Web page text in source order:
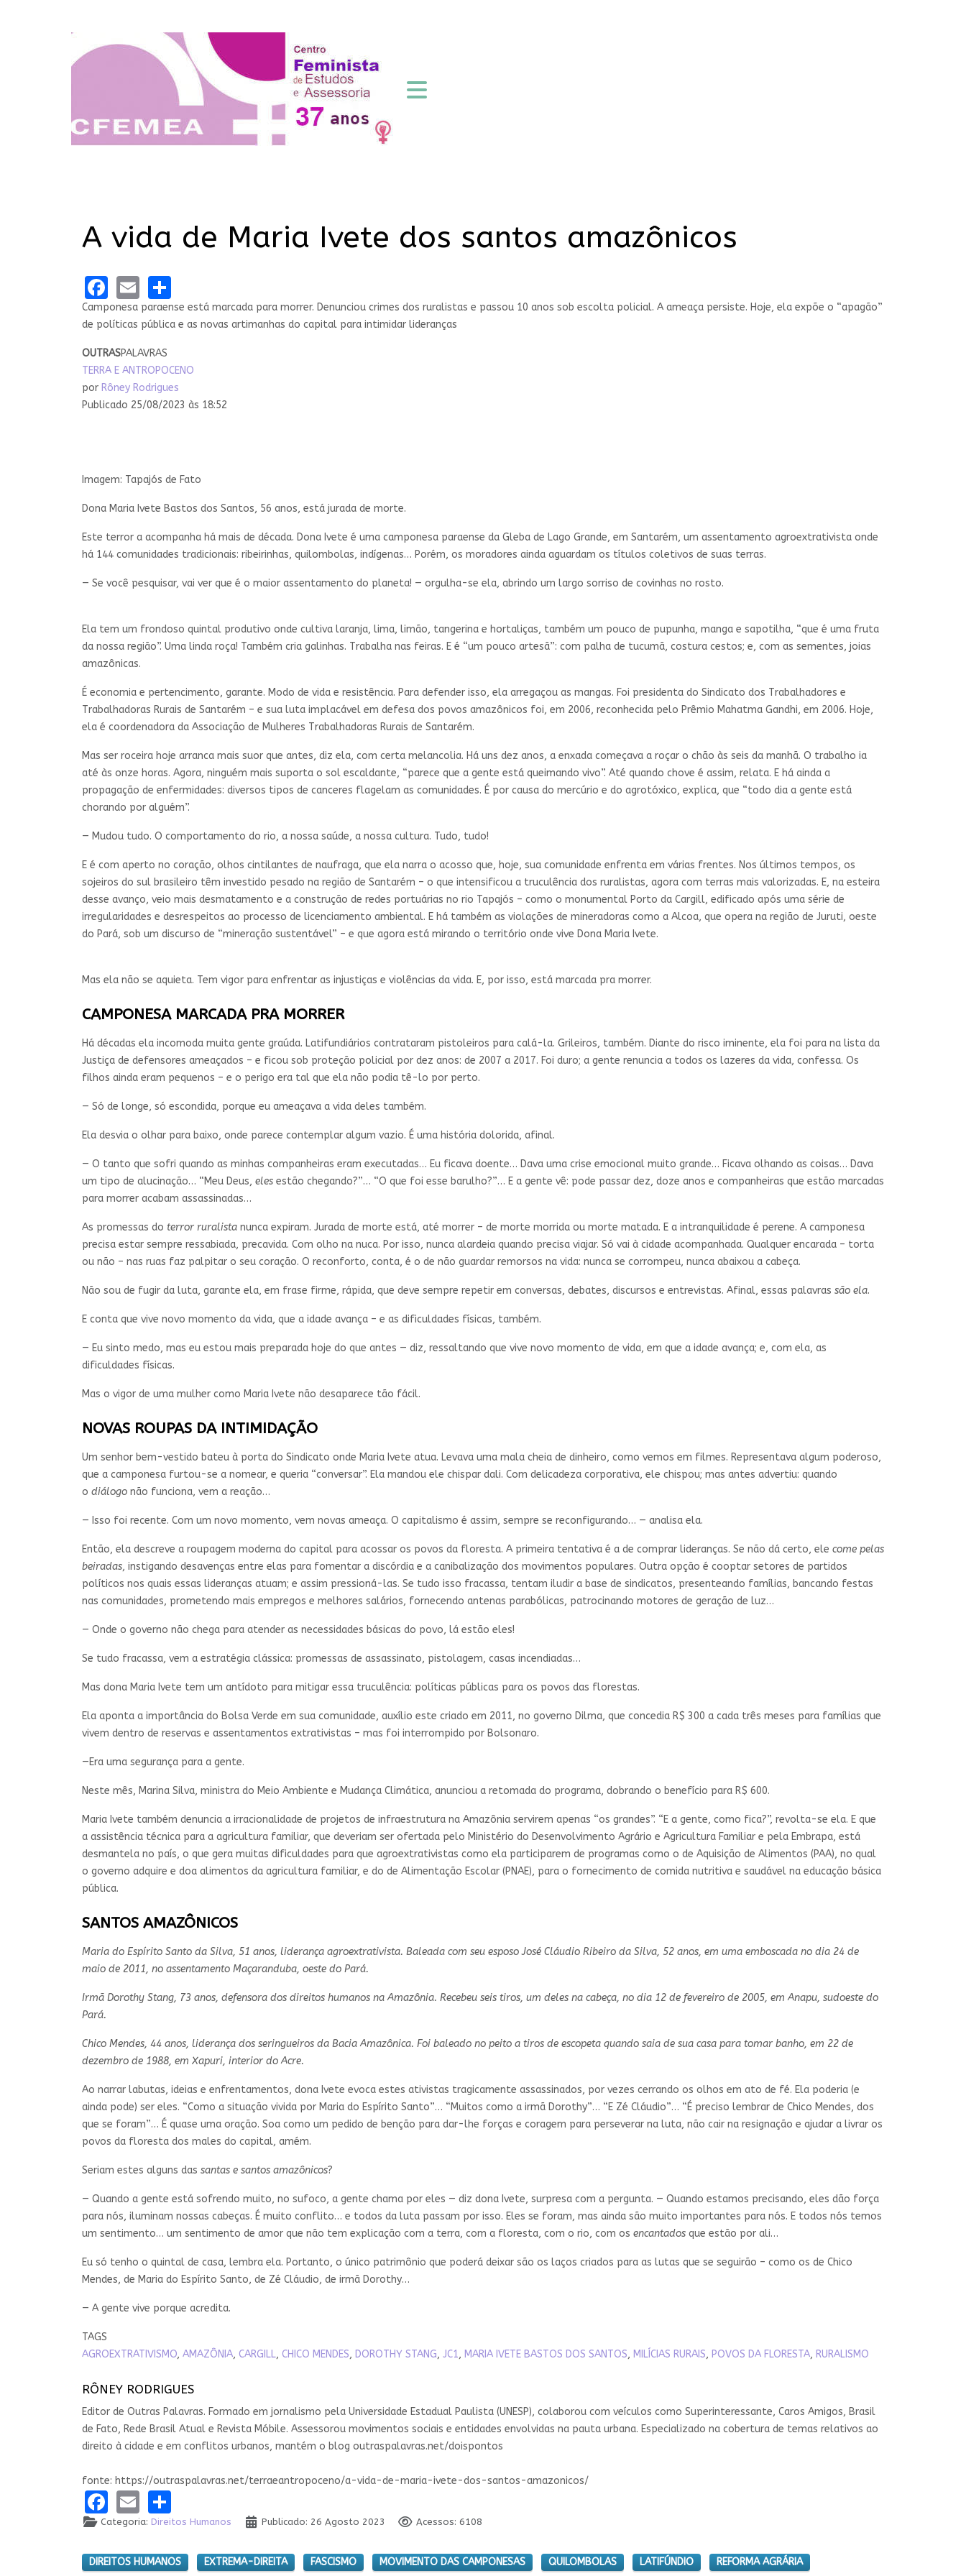
A vida de Maria Ivete dos santos amazônicos
Facebook
Email
Camponesa paraense está marcada para morrer. Denunciou crimes dos ruralistas e passou 10 anos sob escolta policial. A ameaça persiste. Hoje, ela expõe o “apagão”
de políticas pública e as novas artimanhas do capital para intimidar lideranças
OUTRASPALAVRAS
TERRA E ANTROPOCENO
por Rôney Rodrigues
Publicado 25/08/2023 às 18:52
Imagem: Tapajós de Fato
Dona Maria Ivete Bastos dos Santos, 56 anos, está jurada de morte.
Este terror a acompanha há mais de década. Dona Ivete é uma camponesa paraense da Gleba de Lago Grande, em Santarém, um assentamento agroextrativista onde
há 144 comunidades tradicionais: ribeirinhas, quilombolas, indígenas… Porém, os moradores ainda aguardam os títulos coletivos de suas terras.
— Se você pesquisar, vai ver que é o maior assentamento do planeta! — orgulha-se ela, abrindo um largo sorriso de covinhas no rosto.
Ela tem um frondoso quintal produtivo onde cultiva laranja, lima, limão, tangerina e hortaliças, também um pouco de pupunha, manga e sapotilha, “que é uma fruta
da nossa região”. Uma linda roça! Também cria galinhas. Trabalha nas feiras. E é “um pouco artesã”: com palha de tucumã, costura cestos; e, com as sementes, joias
amazônicas.
É economia e pertencimento, garante. Modo de vida e resistência. Para defender isso, ela arregaçou as mangas. Foi presidenta do Sindicato dos Trabalhadores e
Trabalhadoras Rurais de Santarém – e sua luta implacável em defesa dos povos amazônicos foi, em 2006, reconhecida pelo Prêmio Mahatma Gandhi, em 2006. Hoje,
ela é coordenadora da Associação de Mulheres Trabalhadoras Rurais de Santarém.
Mas ser roceira hoje arranca mais suor que antes, diz ela, com certa melancolia. Há uns dez anos, a enxada começava a roçar o chão às seis da manhã. O trabalho ia
até às onze horas. Agora, ninguém mais suporta o sol escaldante, “parece que a gente está queimando vivo”. Até quando chove é assim, relata. E há ainda a
propagação de enfermidades: diversos tipos de canceres flagelam as comunidades. É por causa do mercúrio e do agrotóxico, explica, que “todo dia a gente está
chorando por alguém”.
— Mudou tudo. O comportamento do rio, a nossa saúde, a nossa cultura. Tudo, tudo!
E é com aperto no coração, olhos cintilantes de naufraga, que ela narra o acosso que, hoje, sua comunidade enfrenta em várias frentes. Nos últimos tempos, os
sojeiros do sul brasileiro têm investido pesado na região de Santarém – o que intensificou a truculência dos ruralistas, agora com terras mais valorizadas. E, na esteira
desse avanço, veio mais desmatamento e a construção de redes portuárias no rio Tapajós – como o monumental Porto da Cargill, edificado após uma série de
irregularidades e desrespeitos ao processo de licenciamento ambiental. E há também as violações de mineradoras como a Alcoa, que opera na região de Juruti, oeste
do Pará, sob um discurso de “mineração sustentável” – e que agora está mirando o território onde vive Dona Maria Ivete.
Mas ela não se aquieta. Tem vigor para enfrentar as injustiças e violências da vida. E, por isso, está marcada pra morrer.
CAMPONESA MARCADA PRA MORRER
Há décadas ela incomoda muita gente graúda. Latifundiários contrataram pistoleiros para calá-la. Grileiros, também. Diante do risco iminente, ela foi para na lista da
Justiça de defensores ameaçados – e ficou sob proteção policial por dez anos: de 2007 a 2017. Foi duro; a gente renuncia a todos os lazeres da vida, confessa. Os
filhos ainda eram pequenos – e o perigo era tal que ela não podia tê-lo por perto.
— Só de longe, só escondida, porque eu ameaçava a vida deles também.
Ela desvia o olhar para baixo, onde parece contemplar algum vazio. É uma história dolorida, afinal.
— O tanto que sofri quando as minhas companheiras eram executadas… Eu ficava doente… Dava uma crise emocional muito grande… Ficava olhando as coisas… Dava
um tipo de alucinação… “Meu Deus, eles estão chegando?”… “O que foi esse barulho?”… E a gente vê: pode passar dez, doze anos e companheiras que estão marcadas
para morrer acabam assassinadas…
As promessas do terror ruralista nunca expiram. Jurada de morte está, até morrer – de morte morrida ou morte matada. E a intranquilidade é perene. A camponesa
precisa estar sempre ressabiada, precavida. Com olho na nuca. Por isso, nunca alardeia quando precisa viajar. Só vai à cidade acompanhada. Qualquer encarada – torta
ou não – nas ruas faz palpitar o seu coração. O reconforto, conta, é o de não guardar remorsos na vida: nunca se corrompeu, nunca abaixou a cabeça.
Não sou de fugir da luta, garante ela, em frase firme, rápida, que deve sempre repetir em conversas, debates, discursos e entrevistas. Afinal, essas palavras são ela.
E conta que vive novo momento da vida, que a idade avança – e as dificuldades físicas, também.
— Eu sinto medo, mas eu estou mais preparada hoje do que antes — diz, ressaltando que vive novo momento de vida, em que a idade avança; e, com ela, as
dificuldades físicas.
Mas o vigor de uma mulher como Maria Ivete não desaparece tão fácil.
NOVAS ROUPAS DA INTIMIDAÇÃO
Um senhor bem-vestido bateu à porta do Sindicato onde Maria Ivete atua. Levava uma mala cheia de dinheiro, como vemos em filmes. Representava algum poderoso,
que a camponesa furtou-se a nomear, e queria “conversar”. Ela mandou ele chispar dali. Com delicadeza corporativa, ele chispou; mas antes advertiu: quando
o diálogo não funciona, vem a reação…
— Isso foi recente. Com um novo momento, vem novas ameaça. O capitalismo é assim, sempre se reconfigurando… — analisa ela.
Então, ela descreve a roupagem moderna do capital para acossar os povos da floresta. A primeira tentativa é a de comprar lideranças. Se não dá certo, ele come pelas
beiradas, instigando desavenças entre elas para fomentar a discórdia e a canibalização dos movimentos populares. Outra opção é cooptar setores de partidos
políticos nos quais essas lideranças atuam; e assim pressioná-las. Se tudo isso fracassa, tentam iludir a base de sindicatos, presenteando famílias, bancando festas
nas comunidades, prometendo mais empregos e melhores salários, fornecendo antenas parabólicas, patrocinando motores de geração de luz…
— Onde o governo não chega para atender as necessidades básicas do povo, lá estão eles!
Se tudo fracassa, vem a estratégia clássica: promessas de assassinato, pistolagem, casas incendiadas…
Mas dona Maria Ivete tem um antídoto para mitigar essa truculência: políticas públicas para os povos das florestas.
Ela aponta a importância do Bolsa Verde em sua comunidade, auxílio este criado em 2011, no governo Dilma, que concedia R$ 300 a cada três meses para famílias que
vivem dentro de reservas e assentamentos extrativistas – mas foi interrompido por Bolsonaro.
—Era uma segurança para a gente.
Neste mês, Marina Silva, ministra do Meio Ambiente e Mudança Climática, anunciou a retomada do programa, dobrando o benefício para R$ 600.
Maria Ivete também denuncia a irracionalidade de projetos de infraestrutura na Amazônia servirem apenas “os grandes”. “E a gente, como fica?”, revolta-se ela. E que
a assistência técnica para a agricultura familiar, que deveriam ser ofertada pelo Ministério do Desenvolvimento Agrário e Agricultura Familiar e pela Embrapa, está
desmantela no país, o que gera muitas dificuldades para que agroextrativistas como ela participarem de programas como o de Aquisição de Alimentos (PAA), no qual
o governo adquire e doa alimentos da agricultura familiar, e do de Alimentação Escolar (PNAE), para o fornecimento de comida nutritiva e saudável na educação básica
pública.
SANTOS AMAZÔNICOS
Maria do Espírito Santo da Silva, 51 anos, liderança agroextrativista. Baleada com seu esposo José Cláudio Ribeiro da Silva, 52 anos, em uma emboscada no dia 24 de
maio de 2011, no assentamento Maçaranduba, oeste do Pará.
Irmã Dorothy Stang, 73 anos, defensora dos direitos humanos na Amazônia. Recebeu seis tiros, um deles na cabeça, no dia 12 de fevereiro de 2005, em Anapu, sudoeste do
Pará.
Chico Mendes, 44 anos, liderança dos seringueiros da Bacia Amazônica. Foi baleado no peito a tiros de escopeta quando saia de sua casa para tomar banho, em 22 de
dezembro de 1988, em Xapuri, interior do Acre.
Ao narrar labutas, ideias e enfrentamentos, dona Ivete evoca estes ativistas tragicamente assassinados, por vezes cerrando os olhos em ato de fé. Ela poderia (e
ainda pode) ser eles. “Como a situação vivida por Maria do Espírito Santo”… “Muitos como a irmã Dorothy”… “E Zé Cláudio”… “É preciso lembrar de Chico Mendes, dos
que se foram”… É quase uma oração. Soa como um pedido de benção para dar-lhe forças e coragem para perseverar na luta, não cair na resignação e ajudar a livrar os
povos da floresta dos males do capital, amém.
Seriam estes alguns das santas e santos amazônicos?
— Quando a gente está sofrendo muito, no sufoco, a gente chama por eles — diz dona Ivete, surpresa com a pergunta. — Quando estamos precisando, eles dão força
para nós, iluminam nossas cabeças. É muito conflito… e todos da luta passam por isso. Eles se foram, mas ainda são muito importantes para nós. E todos nós temos
um sentimento… um sentimento de amor que não tem explicação com a terra, com a floresta, com o rio, com os encantados que estão por ali…
Eu só tenho o quintal de casa, lembra ela. Portanto, o único patrimônio que poderá deixar são os laços criados para as lutas que se seguirão – como os de Chico
Mendes, de Maria do Espírito Santo, de Zé Cláudio, de irmã Dorothy…
— A gente vive porque acredita.
TAGS
AGROEXTRATIVISMO, AMAZÔNIA, CARGILL, CHICO MENDES, DOROTHY STANG, JC1, MARIA IVETE BASTOS DOS SANTOS, MILÍCIAS RURAIS, POVOS DA FLORESTA, RURALISMO
RÔNEY RODRIGUES
Editor de Outras Palavras. Formado em jornalismo pela Universidade Estadual Paulista (UNESP), colaborou com veículos como Superinteressante, Caros Amigos, Brasil
de Fato, Rede Brasil Atual e Revista Móbile. Assessorou movimentos sociais e entidades envolvidas na pauta urbana. Especializado na cobertura de temas relativos ao
direito à cidade e em conflitos urbanos, mantém o blog outraspalavras.net/doispontos
fonte: https://outraspalavras.net/terraeantropoceno/a-vida-de-maria-ivete-dos-santos-amazonicos/
Facebook
Email
Categoria: Direitos Humanos Publicado: 26 Agosto 2023 Acessos: 6108
DIREITOS HUMANOS EXTREMA-DIREITA FASCISMO MOVIMENTO DAS CAMPONESAS QUILOMBOLAS LATIFÚNDIO REFORMA AGRÁRIA